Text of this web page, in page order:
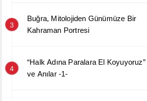
3
Buğra, Mitolojiden Günümüze Bir
Kahraman Portresi
4
“Halk Adına Paralara El Koyuyoruz”
ve Anılar -1-